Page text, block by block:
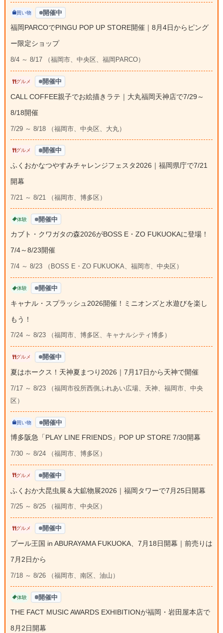
買い物 開催中
福岡PARCOでPINGU POP UP STORE開催｜8月4日からピング
ー限定ショップ
8/4 ～ 8/17 （福岡市、中央区、福岡PARCO）
グルメ 開催中
CALL COFFEE親子でお絵描きラテ｜大丸福岡天神店で7/29～
8/18開催
7/29 ～ 8/18 （福岡市、中央区、大丸）
グルメ 開催中
ふくおかなつやすみチャレンジフェスタ2026｜福岡県庁で7/21
開幕
7/21 ～ 8/21 （福岡市、博多区）
体験 開催中
カブト・クワガタの森2026がBOSS E・ZO FUKUOKAに登場！
7/4～8/23開催
7/4 ～ 8/23 （BOSS E・ZO FUKUOKA、福岡市、中央区）
体験 開催中
キャナル・スプラッシュ2026開催！ミニオンズと水遊びを楽し
もう！
7/24 ～ 8/23 （福岡市、博多区、キャナルシティ博多）
グルメ 開催中
夏はホークス！天神夏まつり2026｜7月17日から天神で開催
7/17 ～ 8/23 （福岡市役所西側ふれあい広場、天神、福岡市、中央
区）
買い物 開催中
博多阪急「PLAY LINE FRIENDS」POP UP STORE 7/30開幕
7/30 ～ 8/24 （福岡市、博多区）
グルメ 開催中
ふくおか大昆虫展＆大鉱物展2026｜福岡タワーで7月25日開幕
7/25 ～ 8/25 （福岡市、中央区）
グルメ 開催中
プール王国 in ABURAYAMA FUKUOKA、7月18日開幕｜前売りは
7月2日から
7/18 ～ 8/26 （福岡市、南区、油山）
体験 開催中
THE FACT MUSIC AWARDS EXHIBITIONが福岡・岩田屋本店で
8月2日開幕